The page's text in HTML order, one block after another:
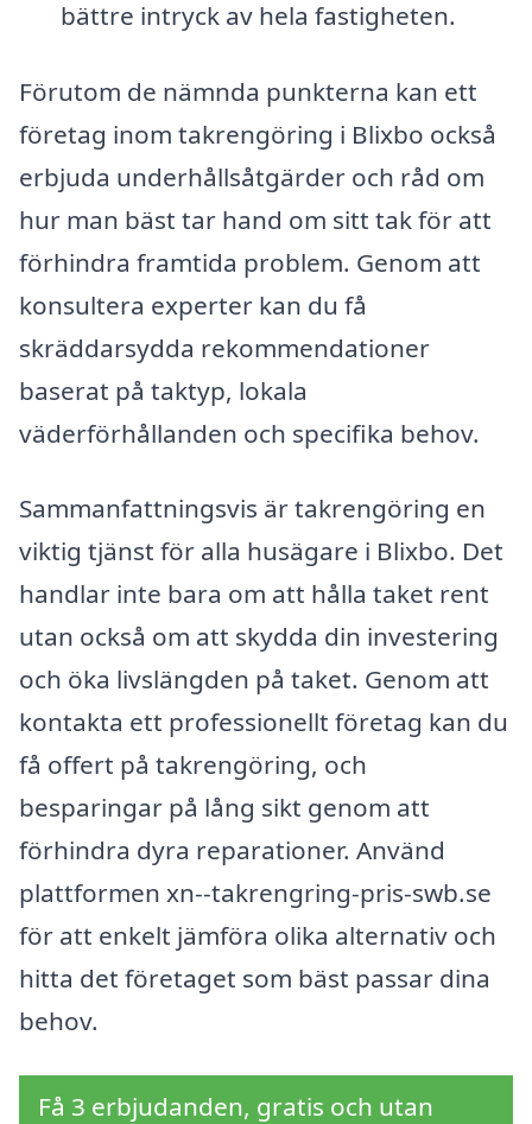
bättre intryck av hela fastigheten.
Förutom de nämnda punkterna kan ett
företag inom takrengöring i Blixbo också
erbjuda underhållsåtgärder och råd om
hur man bäst tar hand om sitt tak för att
förhindra framtida problem. Genom att
konsultera experter kan du få
skräddarsydda rekommendationer
baserat på taktyp, lokala
väderförhållanden och specifika behov.
Sammanfattningsvis är takrengöring en
viktig tjänst för alla husägare i Blixbo. Det
handlar inte bara om att hålla taket rent
utan också om att skydda din investering
och öka livslängden på taket. Genom att
kontakta ett professionellt företag kan du
få offert på takrengöring, och
besparingar på lång sikt genom att
förhindra dyra reparationer. Använd
plattformen xn--takrengring-pris-swb.se
för att enkelt jämföra olika alternativ och
hitta det företaget som bäst passar dina
behov.
Få 3 erbjudanden, gratis och utan